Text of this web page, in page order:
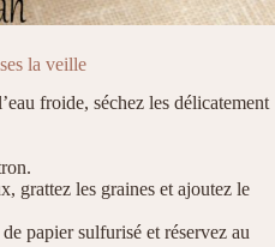
la veille
froide, séchez les délicatement
grattez les graines et ajoutez le
papier sulfurisé et réservez au